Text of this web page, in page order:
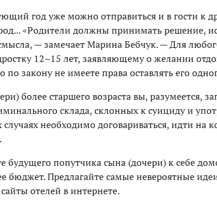
год уже можно отправиться и в гости к
«Родители должны принимать решение,
— замечает Марина Бебчук. — Для
12–15 лет, заявляющему о желании
по закону не имеете права оставлять его
более старшего возраста вы, разумеется,
склада, склонных к суициду и
случаях необходимо договариваться, идти на
будущего попутчика сына (дочери) к себе
бюджет. Предлагайте самые невероятные
отелей в интернете.